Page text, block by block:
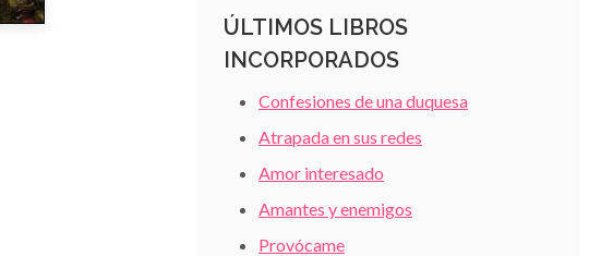
ÚLTIMOS LIBROS
INCORPORADOS
Confesiones de una duquesa
Atrapada en sus redes
Amor interesado
Amantes y enemigos
Provócame